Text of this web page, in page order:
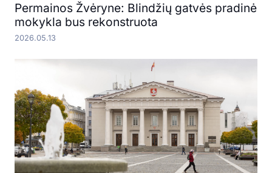
Permainos Žvėryne: Blindžių gatvės pradinė
mokykla bus rekonstruota
2026.05.13